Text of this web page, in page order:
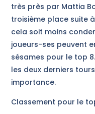
très près par Mattia
troisième place suite
cela soit moins
joueurs-ses peuvent
sésames pour le top
les deux derniers
importance.
Classement pour le